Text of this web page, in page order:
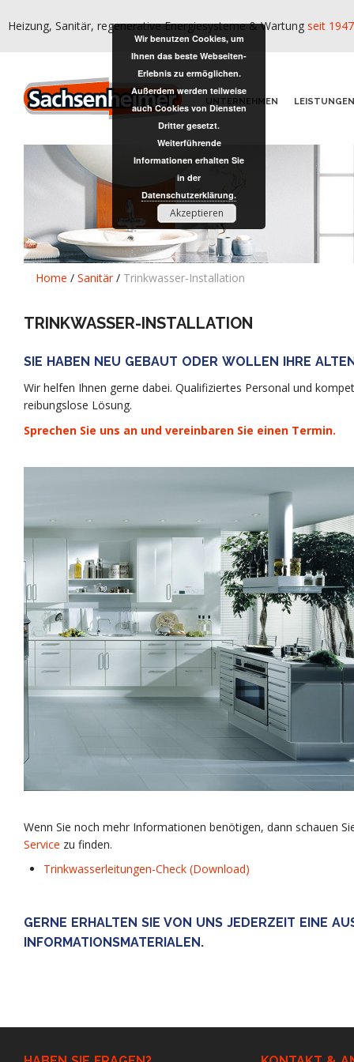
Heizung, Sanitär, regenerative Energiesysteme & Wartung seit 1947
UNTERNEHMEN LEISTUNGEN
Home / Sanitär / Trinkwasser-Installation
TRINKWASSER-INSTALLATION
SIE HABEN NEU GEBAUT ODER WOLLEN IHRE
Wir helfen Ihnen gerne dabei. Qualifiziertes Personal und
reibungslose Lösung.
Sprechen Sie uns an und vereinbaren Sie einen Termin.
Wenn Sie noch mehr Informationen benötigen, dann schauen
Service zu finden.
Trinkwasserleitungen-Check (Download)
GERNE ERHALTEN SIE VON UNS JEDERZEIT EINE
INFORMATIONSMATERIALEN.
Wir benutzen Cookies, um
Ihnen das beste Webseiten-
Erlebnis zu ermöglichen.
Außerdem werden teilweise
auch Cookies von Diensten
Dritter gesetzt.
Weiterführende
Informationen erhalten Sie
in der
Datenschutzerklärung.
Akzeptieren